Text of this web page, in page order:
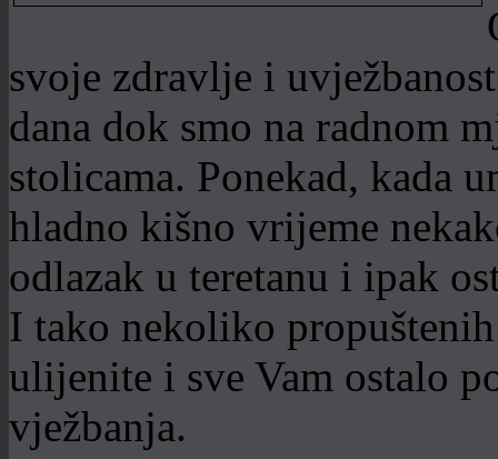
svoje zdravlje i
dana dok smo na radnom
stolicama. Ponekad, kada
hladno kišno vrijeme
odlazak u teretanu i ipak
I tako nekoliko
ulijenite i sve Vam ostalo
vježbanja.